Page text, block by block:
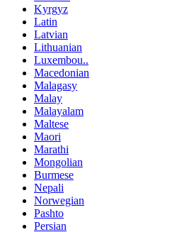
Kyrgyz
Latin
Latvian
Lithuanian
Luxembou..
Macedonian
Malagasy
Malay
Malayalam
Maltese
Maori
Marathi
Mongolian
Burmese
Nepali
Norwegian
Pashto
Persian